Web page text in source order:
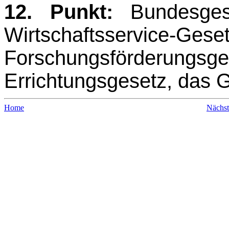
12. Punkt:
Wirtschaftsservice-
Errichtungsgesetz, das
Home